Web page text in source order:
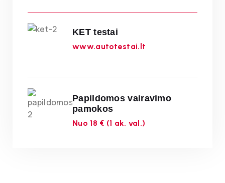
KET testai
www.autotestai.lt
Papildomos vairavimo
pamokos
Nuo 18 € (1 ak. val.)